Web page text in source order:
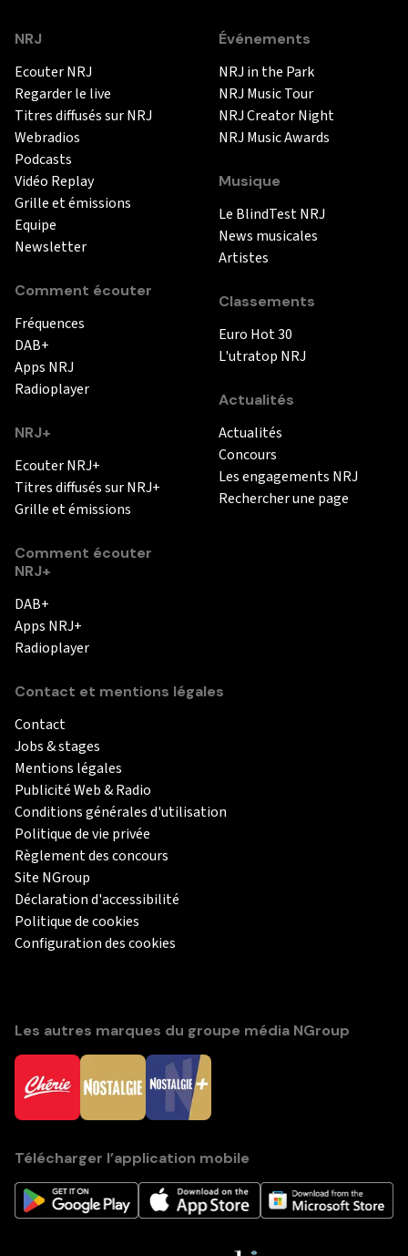
NRJ
Ecouter NRJ
Regarder le live
Titres diffusés sur NRJ
Webradios
Podcasts
Vidéo Replay
Grille et émissions
Equipe
Newsletter
Comment écouter
Fréquences
DAB+
Apps NRJ
Radioplayer
NRJ+
Ecouter NRJ+
Titres diffusés sur NRJ+
Grille et émissions
Comment écouter
NRJ+
DAB+
Apps NRJ+
Radioplayer
Événements
NRJ in the Park
NRJ Music Tour
NRJ Creator Night
NRJ Music Awards
Musique
Le BlindTest NRJ
News musicales
Artistes
Classements
Euro Hot 30
L'utratop NRJ
Actualités
Actualités
Concours
Les engagements NRJ
Rechercher une page
Contact et mentions légales
Contact
Jobs & stages
Mentions légales
Publicité Web & Radio
Conditions générales d'utilisation
Politique de vie privée
Règlement des concours
Site NGroup
Déclaration d'accessibilité
Politique de cookies
Configuration des cookies
Les autres marques du groupe média NGroup
Télécharger l’application mobile